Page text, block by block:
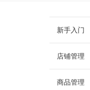
新手入门
店铺管理
商品管理